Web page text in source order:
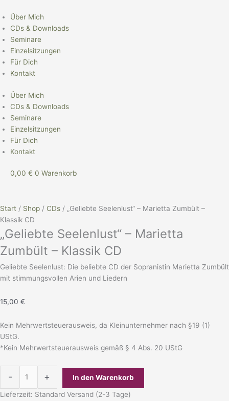
Inhalt
springen
Über Mich
CDs & Downloads
Seminare
Einzelsitzungen
Für Dich
Kontakt
Über Mich
CDs & Downloads
Seminare
Einzelsitzungen
Für Dich
Kontakt
0,00 € 0 Warenkorb
Start / Shop / CDs / „Geliebte Seelenlust“ – Marietta Zumbült –
Klassik CD
„Geliebte Seelenlust“ – Marietta
Zumbült – Klassik CD
Geliebte Seelenlust: Die beliebte CD der Sopranistin Marietta Zumbült
mit stimmungsvollen Arien und Liedern
15,00 €
Kein Mehrwertsteuerausweis, da Kleinunternehmer nach §19 (1)
UStG.
*Kein Mehrwertsteuerausweis gemäß § 4 Abs. 20 UStG
-
Seelenlust"
Marietta
Zumbült
Klassik
Menge
+ In den Warenkorb
Lieferzeit: Standard Versand (2-3 Tage)